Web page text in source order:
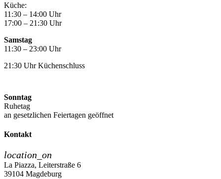
Küche:
11:30 – 14:00 Uhr
17:00 – 21:30 Uhr
Samstag
11:30 – 23:00 Uhr
21:30 Uhr Küchenschluss
Sonntag
Ruhetag
an gesetzlichen Feiertagen geöffnet
Kontakt
location_on
La Piazza, Leiterstraße 6
39104 Magdeburg